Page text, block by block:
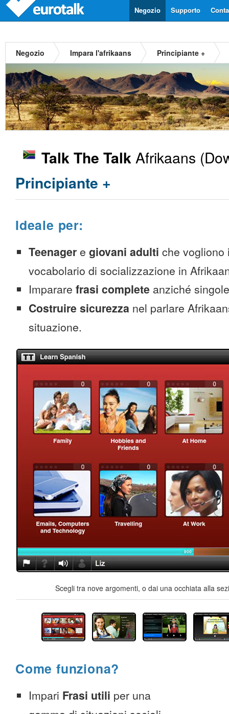
Supporto
Negozio
Negozio Impara l'afrikaans Principiante +
Talk The Talk Afrikaans
Principiante +
Ideale per:
Teenager e giovani adulti che vogliono
vocabolario di socializzazione in
Imparare frasi complete anziché
Costruire sicurezza nel parlare
situazione.
Scegli tra nove argomenti, o dai una occhiata alla
Come funziona?
Impari Frasi utili per una